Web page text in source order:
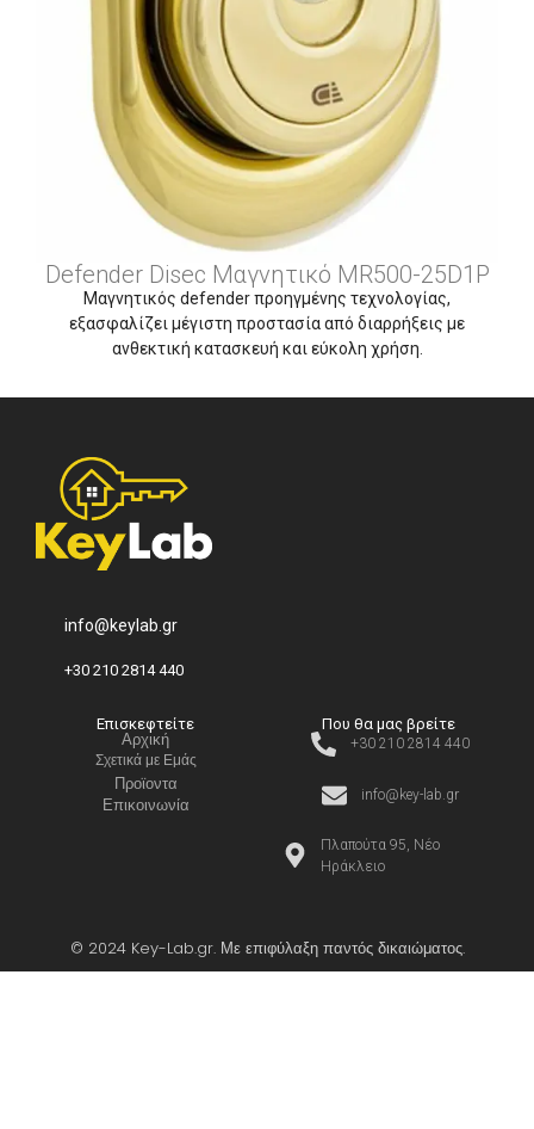
Defender Disec Μαγνητικό MR500-25D1P
Μαγνητικός defender προηγμένης τεχνολογίας,
εξασφαλίζει μέγιστη προστασία από διαρρήξεις με
ανθεκτική κατασκευή και εύκολη χρήση.
info@keylab.gr
+30 210 2814 440
Επισκεφτείτε
Αρχική
Σχετικά με Εμάς
Προϊοντα
Επικοινωνία
Που θα μας βρείτε
+30 210 2814 440
info@key-lab.gr
Πλαπούτα 95, Νέο
Ηράκλειο
© 2024 Key-Lab.gr. Με επιφύλαξη παντός δικαιώματος.